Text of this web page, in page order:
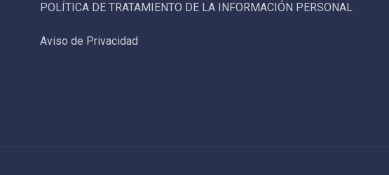
POLÍTICA DE TRATAMIENTO DE LA INFORMACIÓN PERSONAL
Aviso de Privacidad